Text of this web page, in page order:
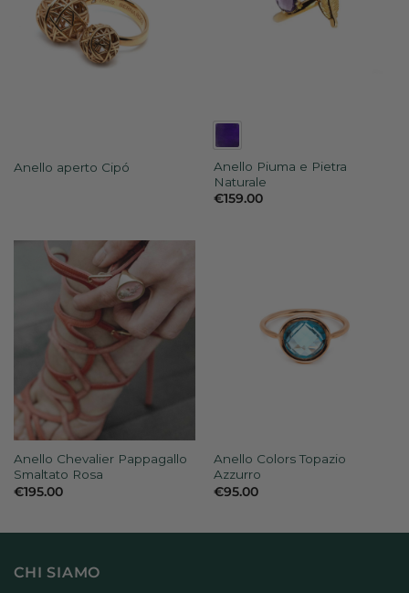
Anello aperto Cipó
Anello Piuma e Pietra
Naturale
€159.00
Anello Chevalier Pappagallo
Smaltato Rosa
€195.00
Anello Colors Topazio
Azzurro
€95.00
CHI SIAMO